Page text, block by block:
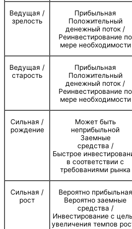
Ведущая /
зрелость
Прибыльная
Положительный
денежный поток /
Реинвестирование по
мере необходимости
Ведущая /
старость
Прибыльная
Положительный
денежный поток /
Реинвестирование по
мере необходимости
Сильная /
рождение
Может быть
неприбыльной
Заемные
средства /
Быстрое
в соответствии с
требованиями рынка
Сильная /
рост
Вероятно прибыльная
Вероятно заемные
средства /
Инвестирование с
увеличения темпов